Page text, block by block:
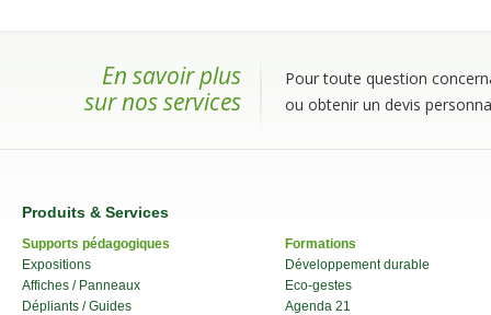
En savoir plus
sur nos services
Pour toute question
ou obtenir un devis
Produits & Services
Supports pédagogiques
Expositions
Affiches / Panneaux
Dépliants / Guides
Formations
Développement durable
Eco-gestes
Agenda 21